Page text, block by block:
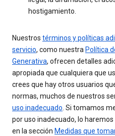
hostigamiento.
Nuestros términos y políticas
servicio, como nuestra Política
Generativa, ofrecen detalles
apropiada que cualquiera que
crees que hay otros usuarios
normas, muchos de nuestros
uso inadecuado. Si tomamos
por uso inadecuado, lo
en la sección Medidas que